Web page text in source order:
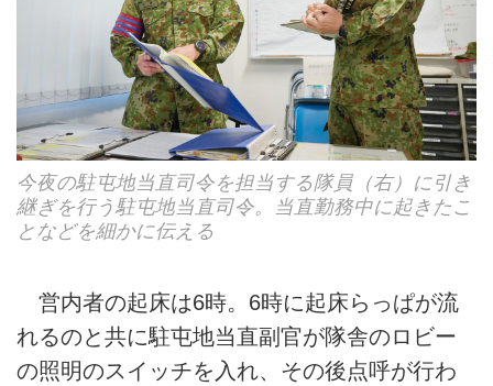
今夜の駐屯地当直司令を担当する隊員（右）に引き
継ぎを行う駐屯地当直司令。当直勤務中に起きたこ
となどを細かに伝える
営内者の起床は6時。6時に起床らっぱが流
れるのと共に駐屯地当直副官が隊舎のロビー
の照明のスイッチを入れ、その後点呼が行わ